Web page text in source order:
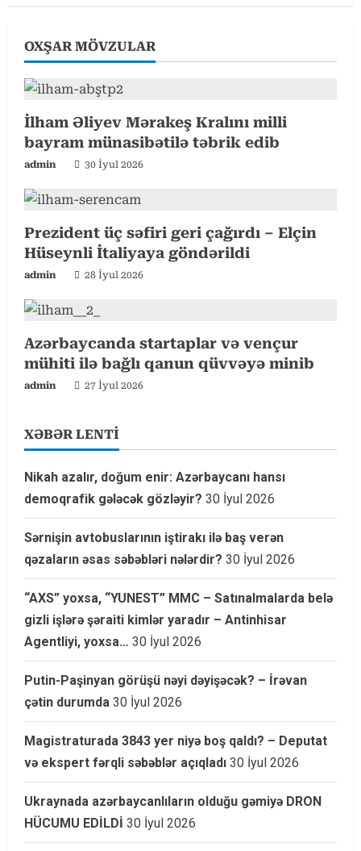
e
R
e
a
d
i
n
g
OXŞAR MÖVZULAR
İlham Əliyev Mərakeş Kralını milli
bayram münasibətilə təbrik edib
admin 30 İyul 2026
Prezident üç səfiri geri çağırdı – Elçin
Hüseynli İtaliyaya göndərildi
admin 28 İyul 2026
Azərbaycanda startaplar və vençur
mühiti ilə bağlı qanun qüvvəyə minib
admin 27 İyul 2026
XƏBƏR LENTİ
Nikah azalır, doğum enir: Azərbaycanı hansı
demoqrafik gələcək gözləyir? 30 İyul 2026
Sərnişin avtobuslarının iştirakı ilə baş verən
qəzaların əsas səbəbləri nələrdir? 30 İyul 2026
“AXS” yoxsa, “YUNEST” MMC – Satınalmalarda belə
gizli işlərə şəraiti kimlər yaradır – Antinhisar
Agentliyi, yoxsa… 30 İyul 2026
Putin-Paşinyan görüşü nəyi dəyişəcək? – İrəvan
çətin durumda 30 İyul 2026
Magistraturada 3843 yer niyə boş qaldı? – Deputat
və ekspert fərqli səbəblər açıqladı 30 İyul 2026
Ukraynada azərbaycanlıların olduğu gəmiyə DRON
HÜCUMU EDİLDİ 30 İyul 2026